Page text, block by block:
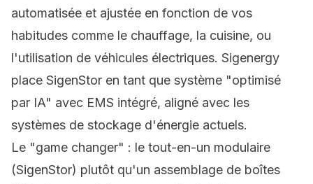
automatisée et ajustée en fonction de vos
habitudes comme le chauffage, la cuisine, ou
l'utilisation de véhicules électriques. Sigenergy
place SigenStor en tant que système "optimisé
par IA" avec EMS intégré, aligné avec les
systèmes de stockage d'énergie actuels.
Le "game changer" : le tout-en-un modulaire
(SigenStor) plutôt qu'un assemblage de boîtes